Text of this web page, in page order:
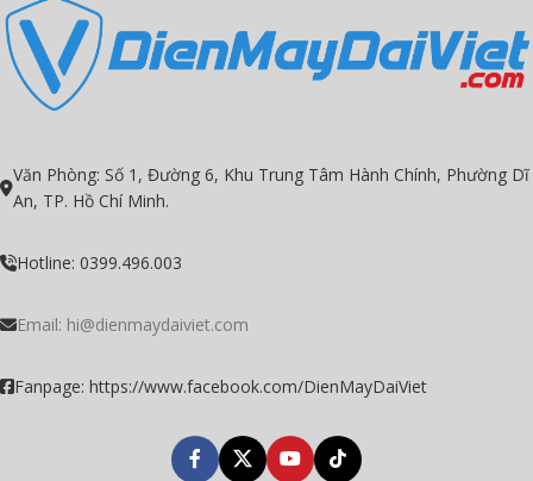
Văn Phòng: Số 1, Đường 6, Khu Trung Tâm Hành Chính, Phường Dĩ
An, TP. Hồ Chí Minh.
Hotline: 0399.496.003
Email: hi@dienmaydaiviet.com
Fanpage: https://www.facebook.com/DienMayDaiViet